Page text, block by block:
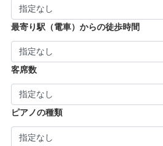
河内長野市 (3)
| … 福知山市・城陽市・京田
| … 長岡京市・亀岡市・舞鶴
| … 葛城市・平群町・王寺町
| … 御所市・五條市・宇陀市
最寄り駅（電車）からの徒歩時間
客席数
ピアノの種類